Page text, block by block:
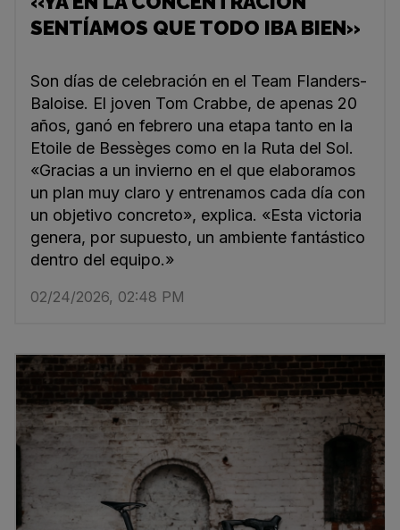
SENTÍAMOS QUE TODO IBA BIEN»
Son días de celebración en el Team Flanders-
Baloise. El joven Tom Crabbe, de apenas 20
años, ganó en febrero una etapa tanto en la
Etoile de Bessèges como en la Ruta del Sol.
«Gracias a un invierno en el que elaboramos
un plan muy claro y entrenamos cada día con
un objetivo concreto», explica. «Esta victoria
genera, por supuesto, un ambiente fantástico
dentro del equipo.»
02/24/2026, 02:48 PM